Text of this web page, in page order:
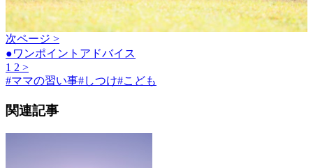
次ページ >
●ワンポイントアドバイス
1 2 >
#ママの習い事#しつけ#こども
関連記事